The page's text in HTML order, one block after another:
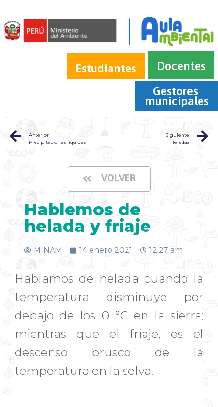
Estudiantes
Docentes
Gestores
municipales
Anterior
Precipitaciones líquidas
Siguiente
Heladas
VOLVER
Hablemos de
helada y friaje
MINAM 14 enero 2021 12:27 am
Hablamos de helada cuando la
temperatura disminuye por
debajo de los 0 °C en la sierra;
mientras que el friaje, es el
descenso brusco de la
temperatura en la selva.